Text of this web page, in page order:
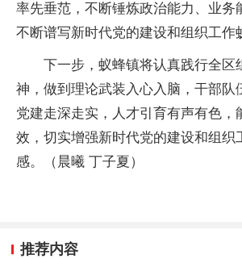
率先垂范，不断锤炼政治能力、业务
不断谱写新时代党的建设和组织工作
下一步，蚁蜂镇将认真践行全区
神 ，做到理论武装入心入脑，干部
党建走深走实，人才引育有声有色，
效，切实增强新时代党的建设和组织
感。（晨曦 丁子夏）
推荐内容